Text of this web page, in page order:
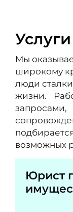
Мы
широкому
люди
жизни.
запросами,
возможных
Юрист